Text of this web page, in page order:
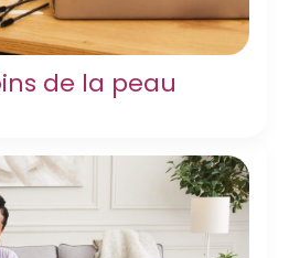
de la peau